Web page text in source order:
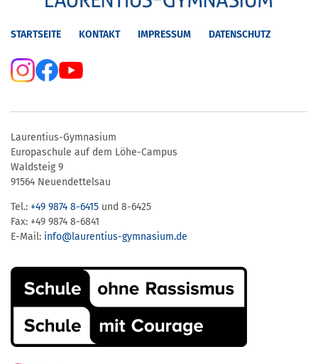
STARTSEITE KONTAKT IMPRESSUM DATENSCHUTZ
Laurentius-Gymnasium
Europaschule auf dem Löhe-Campus
Waldsteig 9
91564 Neuendettelsau
Tel.: +49 9874 8-6415 und 8-6425
Fax: +49 9874 8-6841
E-Mail: info@laurentius-gymnasium.de